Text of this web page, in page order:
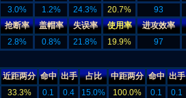
3.0% 1.2% 24.3% 20.7% 93
抢断率 盖帽率 失误率 使用率 进攻效率
2.8% 0.8% 21.8% 19.9% 97
近距两分 命中 出手 占比 中距两分 命中 出手
33.3% 0.1 0.4 15.0% 100.0% 0.1 0.1